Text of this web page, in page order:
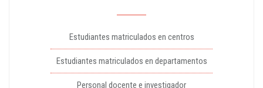
Estudiantes matriculados en centros
Estudiantes matriculados en departamentos
Personal docente e investigador